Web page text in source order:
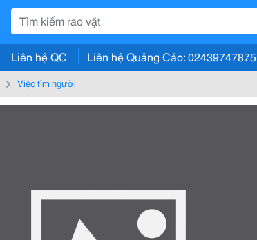
Liên hệ QC Liên hệ Quảng Cáo: 02439747875
Việc tìm người